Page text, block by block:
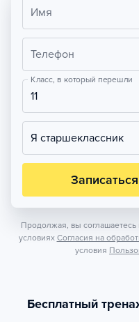
Имя
Телефон
Класс, в который перешли
11
Я старшеклассник
Продолжая, вы
условиях Согласия на
условия
Бесплатный